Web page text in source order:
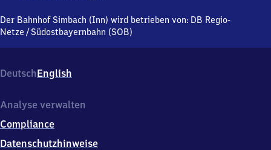
(Inn),
Bahnhofplatz
3
9
Simbach
a.Inn
Der Bahnhof Simbach (Inn) wird betrieben von: DB Regio-
Netze /Südostbayernbahn (SOB)
DeutschEnglish
Analyse verwalten
Compliance
Datenschutzhinweise